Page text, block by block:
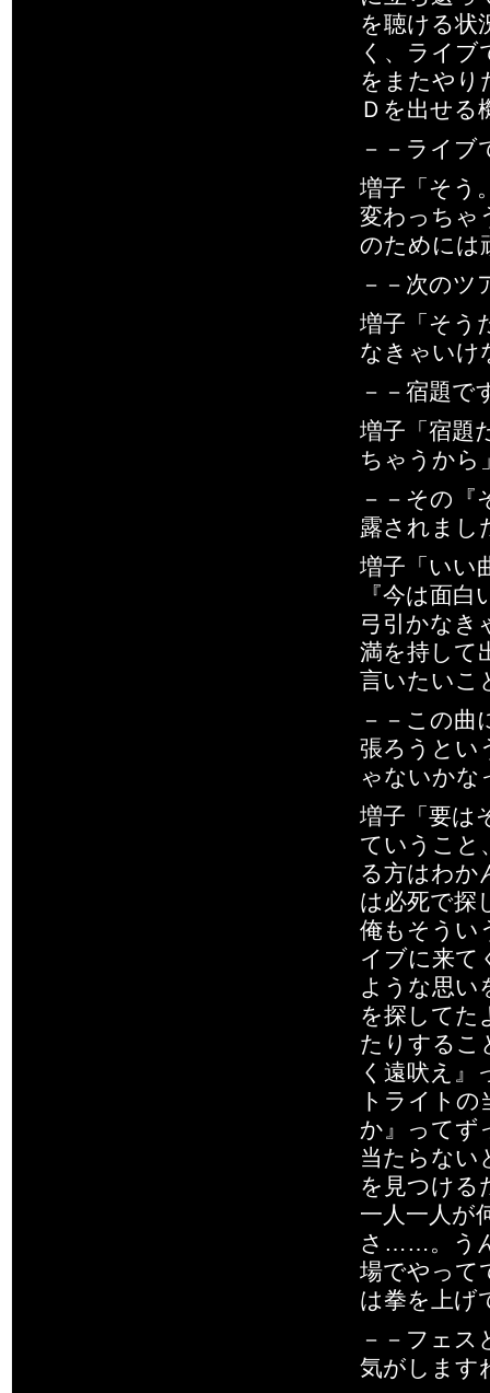
を聴ける状
く、ライ
をまたやり
Ｄを出せる
－－ライブ
増子「そう
変わっちゃ
のためには
－－次のツ
増子「そう
なきゃいけ
－－宿題で
増子「宿題
ちゃうから
－－その
露されまし
増子「いい
『今は面
弓引かなき
満を持して
言いたいこ
－－この曲
張ろうとい
ゃないかな
増子「要は
ていうこと
る方はわか
は必死で探
俺もそうい
イブに来て
ような思い
を探してた
たりするこ
く遠吠え
トライト
か』ってず
当たらな
を見つける
一人一人が
さ……。う
場でやって
は拳を上げ
－－フェ
気がします